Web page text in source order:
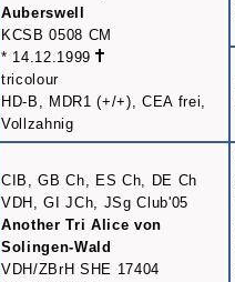
Auberswell
KCSB 0508 CM
* 14.12.1999
tricolour
HD-B, MDR1 (+/+), CEA frei,
Vollzahnig
CIB, GB Ch, ES Ch, DE Ch
VDH, GI JCh, JSg Club'05
Another Tri Alice von
Solingen-Wald
VDH/ZBrH SHE 17404